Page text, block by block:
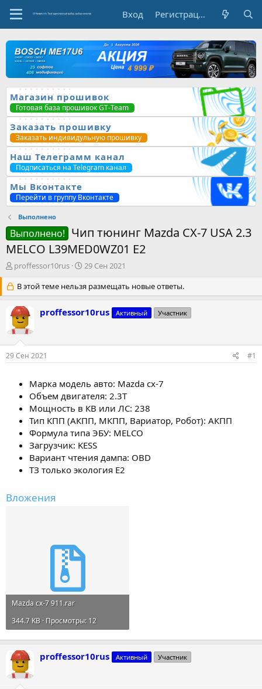
Вход Регистрация
Магазин прошивок
Готовая база прошивок GT-Team
Заказать прошивку
Заказать индивидульную прошивку
Наш Телеграмм канал
Подписаться на Telegram канал
Мы Вконтакте
Перейти в группу Вконтакте
Выполнено
Выполнено! Чип тюнинг Mazda CX-7 USA 2.3
MELCO L39MED0WZ01 E2
А
т
о
р
т
е
proffessor10rus
Д
т
а
н
а
29 Сен 2021
В этой теме нельзя размещать новые ответы.
proffessor10rus Активный Участник
29 Сен 2021 #1
Марка модель авто: Mazda cx-7
Объем двигателя: 2.3T
Мощность в КВ или ЛС: 238
Тип КПП (АКПП, МКПП, Вариатор, Робот): АКПП
Формула типа ЭБУ: MELCO
Загрузчик: KESS
Вариант чтения дампа: OBD
ТЗ только экология E2
Вложения
Mazda cx-7 911.rar
344.7 KB · Просмотры: 12
proffessor10rus Активный Участник